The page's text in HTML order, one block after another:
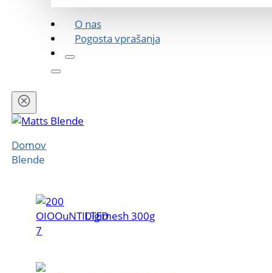
O nas
Pogosta vprašanja
Domov
Blende
Digimesh 300g